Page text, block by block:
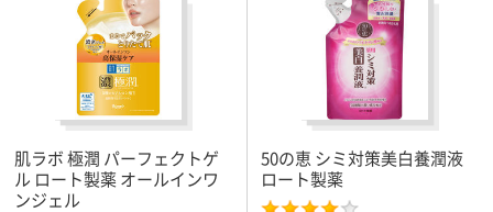
肌ラボ 極潤 パーフェクトゲ
ル ロート製薬 オールインワ
ンジェル
50の恵 シミ対策美白養潤液
ロート製薬